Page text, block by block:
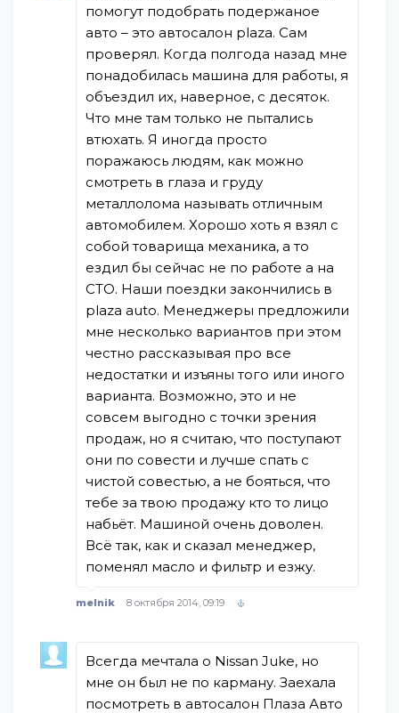
помогут подобрать подержаное
авто – это автосалон plaza. Сам
проверял. Когда полгода назад мне
понадобилась машина для работы, я
объездил их, наверное, с десяток.
Что мне там только не пытались
втюхать. Я иногда просто
поражаюсь людям, как можно
смотреть в глаза и груду
металлолома называть отличным
автомобилем. Хорошо хоть я взял с
собой товарища механика, а то
ездил бы сейчас не по работе а на
СТО. Наши поездки закончились в
plaza auto. Менеджеры предложили
мне несколько вариантов при этом
честно рассказывая про все
недостатки и изъяны того или иного
варианта. Возможно, это и не
совсем выгодно с точки зрения
продаж, но я считаю, что поступают
они по совести и лучше спать с
чистой совестью, а не бояться, что
тебе за твою продажу кто то лицо
набьёт. Машиной очень доволен.
Всё так, как и сказал менеджер,
поменял масло и фильтр и езжу.
melnik 8 октября 2014, 09:19
Всегда мечтала о Nissan Juke, но
мне он был не по карману. Заехала
посмотреть в автосалон Плаза Авто